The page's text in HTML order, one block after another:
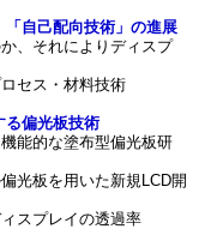
自己配向技術」の進展
、それによりディスプ
セス・材料技術
る偏光板技術
能的な塗布型偏光板研
光板を用いた新規LCD開
スプレイの透過率